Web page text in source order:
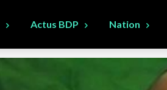
Actus BDP Nation